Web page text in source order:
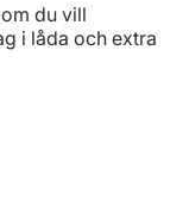
du vill
i låda och extra